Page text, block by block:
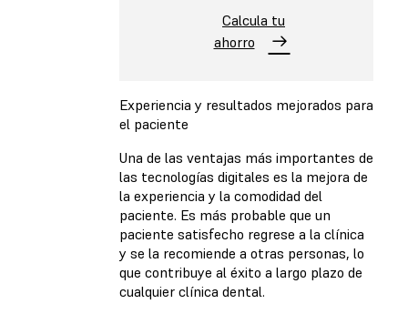
Calcula tu
ahorro
Experiencia y resultados mejorados para
el paciente
Una de las ventajas más importantes de
las tecnologías digitales es la mejora de
la experiencia y la comodidad del
paciente. Es más probable que un
paciente satisfecho regrese a la clínica
y se la recomiende a otras personas, lo
que contribuye al éxito a largo plazo de
cualquier clínica dental.